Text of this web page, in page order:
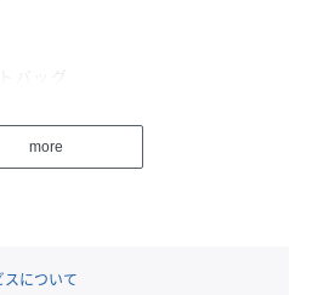
バッグ
イプトートバッグ。
アフォルムで、荷物が多い日も安
more
について